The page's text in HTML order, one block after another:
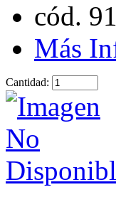
cód.
Más
Cantidad: